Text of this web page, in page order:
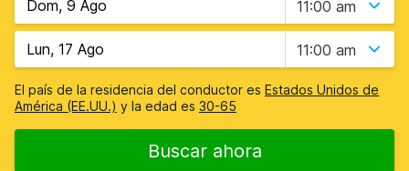
11:00 am
11:00 am
El país de la residencia del conductor es Estados Unidos de
América (EE.UU.) y la edad es 30-65
Buscar ahora